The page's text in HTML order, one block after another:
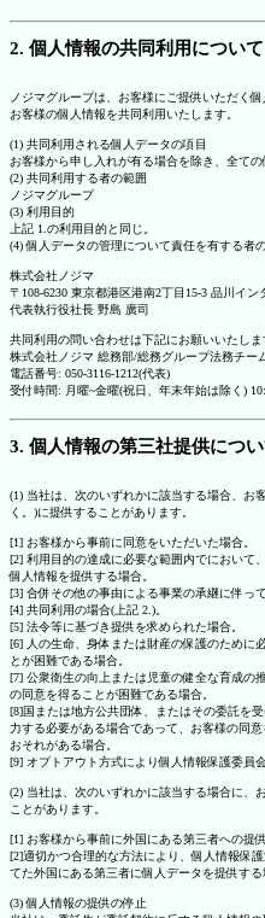
2. 個人情報の共同利用について
ノジマグループは、お客様にご提供いただく
お客様の個人情報を共同利用いたします。
(1) 共同利用される個人データの項目
お客様から申し入れが有る場合を除き、全ての
(2) 共同利用する者の範囲
ノジマグループ
(3) 利用目的
上記 1.の利用目的と同じ。
(4) 個人データの管理について責任を有する者
株式会社ノジマ
〒108-6230 東京都港区港南2丁目15-3 品川イン
代表執行役社長 野島 廣司
共同利用の問い合わせは下記にお願いいたしま
株式会社ノジマ 総務部/総務グループ法務チー
電話番号: 050-3116-1212(代表)
受付時間: 月曜~金曜(祝日、年末年始は除く)
3. 個人情報の第三社提供につ
(1) 当社は、次のいずれかに該当する場合、お
く。)に提供することがあります。
[1] お客様から事前に同意をいただいた場合。
[2] 利用目的の達成に必要な範囲内でにおいて
個人情報を提供する場合。
[3] 合併その他の事由による事業の承継に伴っ
[4] 共同利用の場合(上記 2.)。
[5] 法令等に基づき提供を求められた場合。
[6] 人の生命、身体または財産の保護のために
とが困難である場合。
[7] 公衆衛生の向上または児童の健全な育成の
の同意を得ることが困難である場合。
[8]国または地方公共団体、またはその委託を
力する必要がある場合であって、お客様の同
おそれがある場合。
[9] オプトアウト方式により個人情報保護委員
(2) 当社は、次のいずれかに該当する場合に、
ことがあります。
[1] お客様から事前に外国にある第三者への提
[2]適切かつ合理的な方法により、個人情報保
てた外国にある第三者に個人データを提供する
(3) 個人情報の提供の停止